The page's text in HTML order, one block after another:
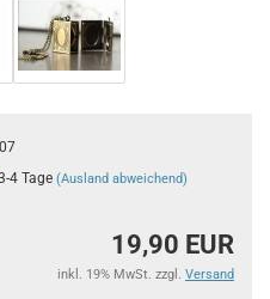
4 Tage (Ausland abweichend)
19,90 EUR
inkl. 19% MwSt. zzgl. Versand